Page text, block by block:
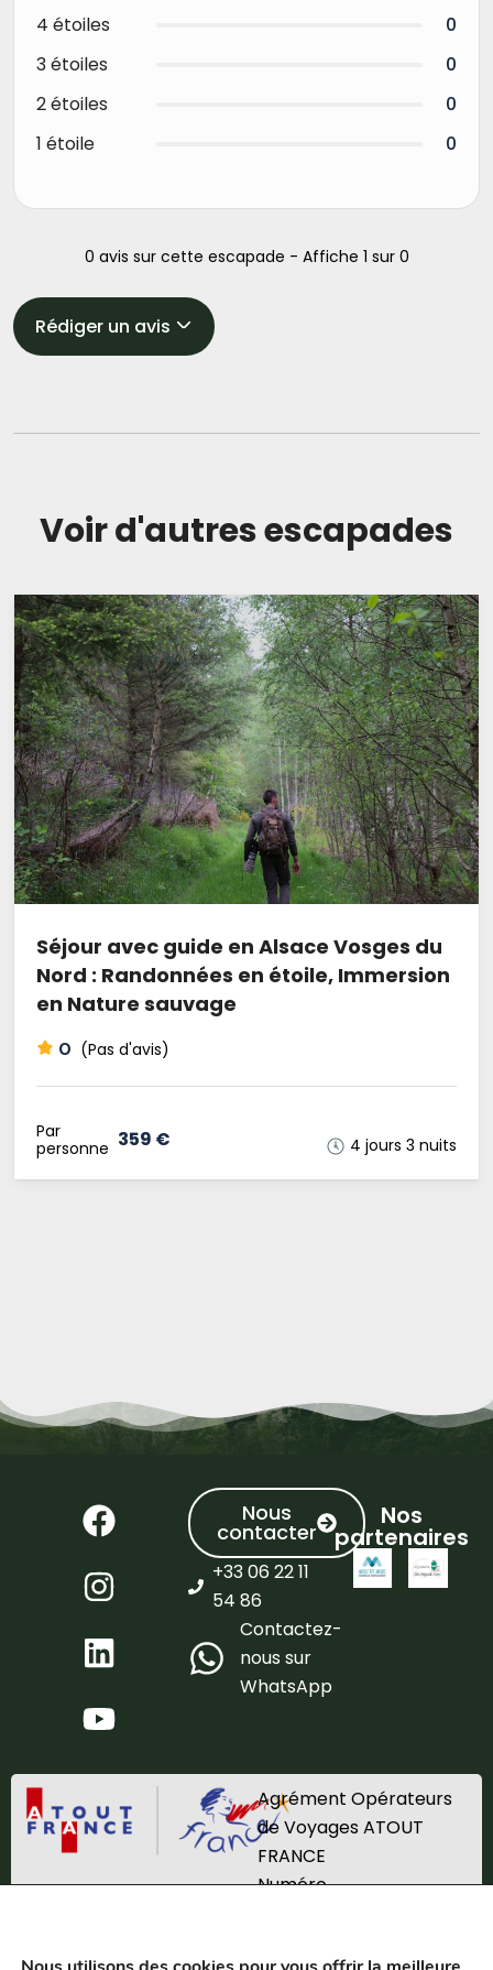
4 étoiles
0
3 étoiles
0
2 étoiles
0
1 étoile
0
0 avis sur cette escapade - Affiche 1 sur 0
Rédiger un avis
Voir d'autres escapades
Séjour avec guide en Alsace Vosges du
Nord : Randonnées en étoile, Immersion
en Nature sauvage
0 (Pas d'avis)
Par
personne 359 € 4 jours 3 nuits
Nous
contacter
+33 06 22 11
54 86
Contactez-
nous sur
WhatsApp
Nos
partenaires
Agrément Opérateurs
de Voyages ATOUT
FRANCE
Numéro